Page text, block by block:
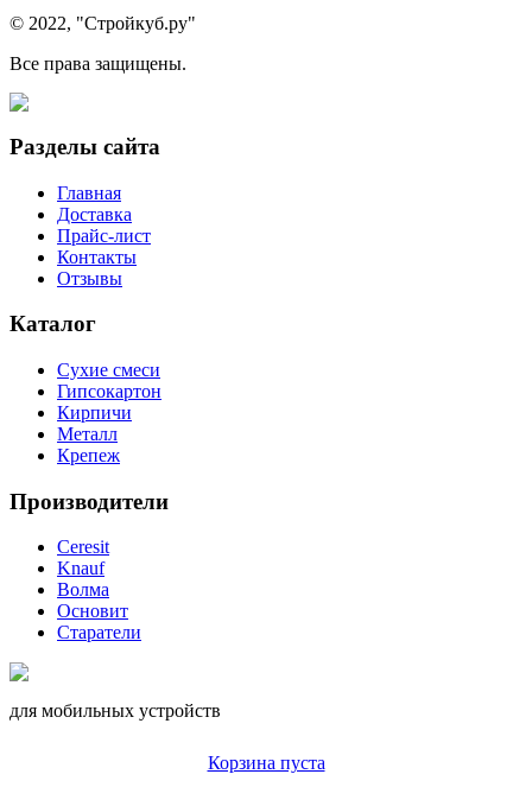
© 2022, "Стройкуб.ру"
Все права защищены.
Разделы сайта
Главная
Доставка
Прайс-лист
Контакты
Отзывы
Каталог
Сухие смеси
Гипсокартон
Кирпичи
Металл
Крепеж
Производители
Ceresit
Knauf
Волма
Основит
Старатели
для мобильных устройств
Корзина пуста